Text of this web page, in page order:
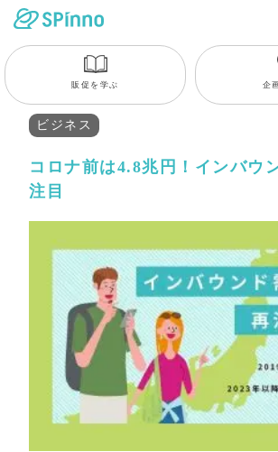
販促を学ぶ 企
ビジネス
コロナ前は4.8兆円！インバウ
注目